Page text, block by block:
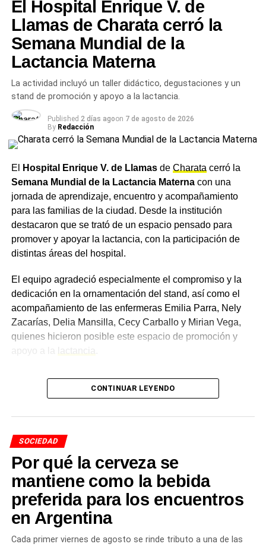
El pronóstico anticipa un nuevo enfriamiento a partir del
lunes, cuando la máxima bajará hasta los 15,4°C, con
una probabilidad de lluvias del 10%. La tendencia fresca
continuará el martes, con una máxima de 14,3°C, y se
sostendrá hasta el miércoles, con una máxima de 16,6°C.
El jueves se espera la jornada más fría de la semana, con
una máxima de 13,9°C y una probabilidad de lluvias del
20%, mientras que hacia el viernes y el sábado siguiente
las temperaturas se recuperarían levemente, con una
fecha.
Ante el descenso de temperaturas previsto para los
próximos días, se recomienda a los vecinos de Charata
abrigarse adecuadamente, en especial durante las horas
de la madrugada.
El Hospital Enrique V. de
Llamas de Charata cerró la
Semana Mundial de la
Lactancia Materna
La actividad incluyó un taller didáctico, degustaciones y un
stand de promoción y apoyo a la lactancia.
Published 2 días agoon 7 de agosto de 2026
By Redacción
El Hospital Enrique V. de Llamasde Charata cerró la
Semana Mundial de la Lactancia Maternacon una
jornada de aprendizaje, encuentro y acompañamiento
para las familias de la ciudad. Desde la institución
destacaron que se trató de un espacio pensado para
promover y apoyar la lactancia, con la participación de
distintas áreas del hospital.
El equipo agradeció especialmente el compromiso y la
dedicación en la ornamentación del stand, así como el
acompañamiento de las enfermeras Emilia Parra, Nely
Zacarías, Delia Mansilla, Cecy Carballo y Mirian Vega,
quienes hicieron posible este espacio de promoción y
lactancia
Un taller con información
Obstetricia Carina Fretes
Mariana Pujol, quienes estuvieron a cargo del taller
didáctico, brindando información basada en evidencia y
respondiendo las inquietudes de las familias presentes.
Además, agradecieron a las cocineras del hospital, Ana
Ledezma y Ramona Fernández, por preparar las
degustaciones que se compartieron durante la jornada.
CONTINUAR LEYENDO
SOCIEDAD
Por qué la cerveza se
mantiene como la bebida
preferida para los encuentros
en Argentina
Cada primer viernes de agosto se rinde tributo a una de las